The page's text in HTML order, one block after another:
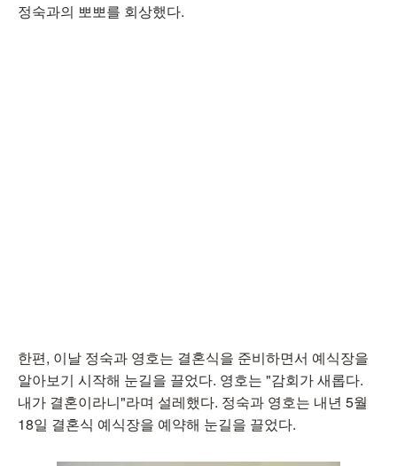
정숙과의 뽀뽀를 회상했다.
한편, 이날 정숙과 영호는 결혼식을 준비하면서 예식장을
알아보기 시작해 눈길을 끌었다. 영호는 "감회가 새롭다.
내가 결혼이라니"라며 설레했다. 정숙과 영호는 내년 5월
18일 결혼식 예식장을 예약해 눈길을 끌었다.